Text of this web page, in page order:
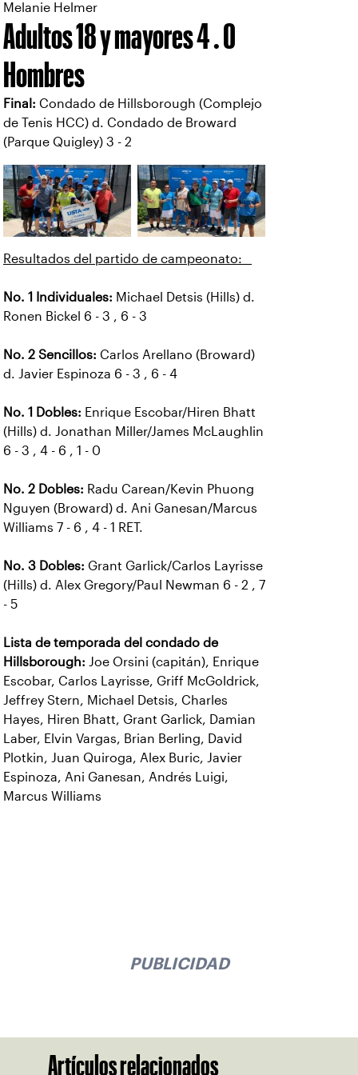
Melanie Helmer
Adultos 18 y mayores 4 . 0
Hombres
Final: Condado de Hillsborough (Complejo
de Tenis HCC) d. Condado de Broward
(Parque Quigley) 3 - 2
Resultados del partido de campeonato:
No. 1 Individuales: Michael Detsis (Hills) d.
Ronen Bickel 6 - 3 , 6 - 3
No. 2 Sencillos: Carlos Arellano (Broward)
d. Javier Espinoza 6 - 3 , 6 - 4
No. 1 Dobles: Enrique Escobar/Hiren Bhatt
(Hills) d. Jonathan Miller/James McLaughlin
6 - 3 , 4 - 6 , 1 - 0
No. 2 Dobles: Radu Carean/Kevin Phuong
Nguyen (Broward) d. Ani Ganesan/Marcus
Williams 7 - 6 , 4 - 1 RET.
No. 3 Dobles: Grant Garlick/Carlos Layrisse
(Hills) d. Alex Gregory/Paul Newman 6 - 2 , 7
- 5
Lista de temporada del condado de
Hillsborough: Joe Orsini (capitán), Enrique
Escobar, Carlos Layrisse, Griff McGoldrick,
Jeffrey Stern, Michael Detsis, Charles
Hayes, Hiren Bhatt, Grant Garlick, Damian
Laber, Elvin Vargas, Brian Berling, David
Plotkin, Juan Quiroga, Alex Buric, Javier
Espinoza, Ani Ganesan, Andrés Luigi,
Marcus Williams
PUBLICIDAD
Artículos relacionados